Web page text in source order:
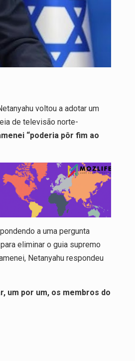
voltou a adotar um
de televisão norte-
“poderia pôr fim ao
a uma pergunta
eliminar o guia supremo
Netanyahu respondeu
um por um, os membros do